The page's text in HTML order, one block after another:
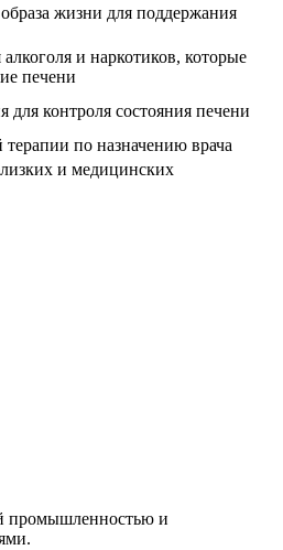
жизни для поддержания
и наркотиков, которые
печени
для контроля состояния печени
по назначению врача
и медицинских
промышленностью и